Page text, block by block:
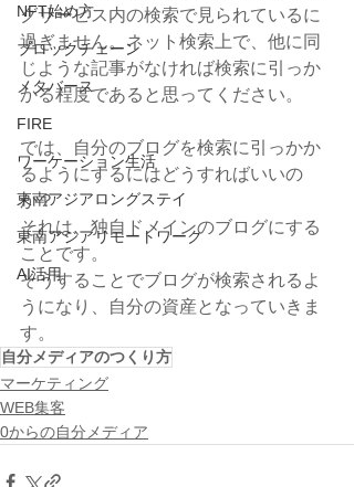
NFT始め方
ブロックチェーン
メタバース
FIRE
ワーケーション生活
東南アジアロングステイ
東南アジアリモートワーク
AI活用
グサービス内の検索で見られているに
過ぎません。ネット検索上で、他に同
じような記事がなければ検索に引っか
かる程度であると思ってください。
では、自分のブログを検索に引っかか
るようにするにはどうすればいいの
か？
それは、独自ドメインのブログにする
ことです。
そうすることでブログが検索されるよ
うになり、自分の資産となっていきま
す。
自分メディアのつくり方
マーケティング
WEB集客
0からの自分メディア